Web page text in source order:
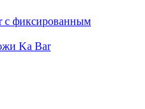
c фиксированным
Ka Bar